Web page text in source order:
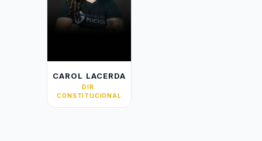
CAROL LACERDA
DIR.
CONSTITUCIONAL